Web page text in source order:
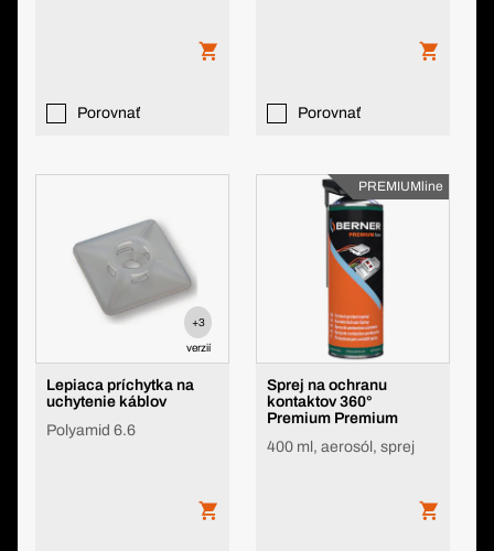
Porovnať Porovnať
+3
verzií
Lepiaca príchytka na
uchytenie káblov
Polyamid 6.6
PREMIUMline
Sprej na ochranu
kontaktov 360°
Premium Premium
400 ml, aerosól, sprej